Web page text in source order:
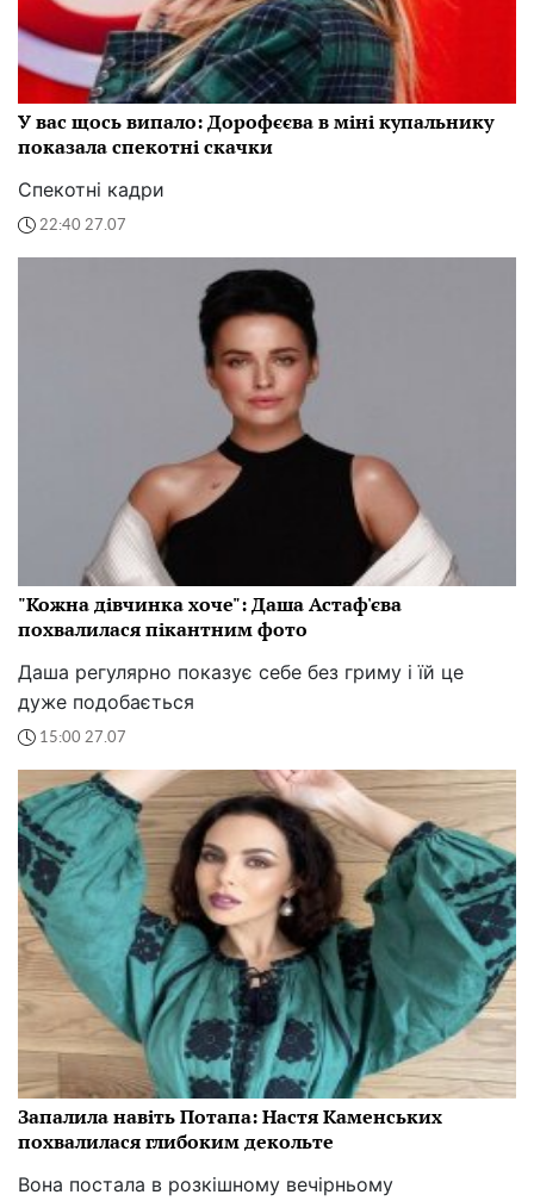
У вас щось випало: Дорофєєва в міні купальнику
показала спекотні скачки
Спекотні кадри
22:40 27.07
"Кожна дівчинка хоче": Даша Астаф'єва
похвалилася пікантним фото
Даша регулярно показує себе без гриму і їй це
дуже подобається
15:00 27.07
Запалила навіть Потапа: Настя Каменських
похвалилася глибоким декольте
Вона постала в розкішному вечірньому